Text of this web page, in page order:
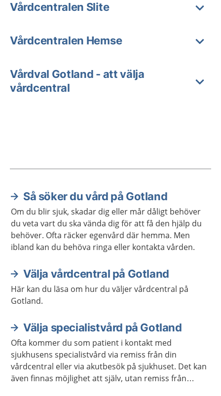
Vårdcentralen Slite
Vårdcentralen Hemse
Vårdval Gotland - att välja
vårdcentral
Aktuella artiklar
Så söker du vård på Gotland
Om du blir sjuk, skadar dig eller mår dåligt behöver
du veta vart du ska vända dig för att få den hjälp du
behöver. Ofta räcker egenvård där hemma. Men
ibland kan du behöva ringa eller kontakta vården.
Välja vårdcentral på Gotland
Här kan du läsa om hur du väljer vårdcentral på
Gotland.
Välja specialistvård på Gotland
Ofta kommer du som patient i kontakt med
sjukhusens specialistvård via remiss från din
vårdcentral eller via akutbesök på sjukhuset. Det kan
även finnas möjlighet att själv, utan remiss från